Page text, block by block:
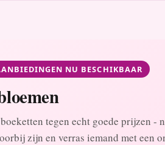
NU BESCHIKBAAR
tegen echt goede prijzen -
zijn en verras iemand met een